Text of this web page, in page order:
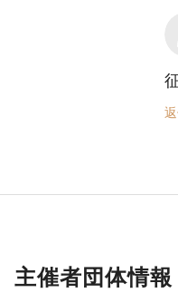
主催者団体情報